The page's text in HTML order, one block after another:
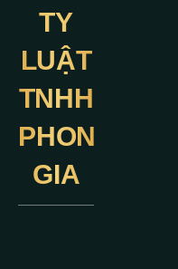
TY
LUẬT
TNHH
PHONG
GIA